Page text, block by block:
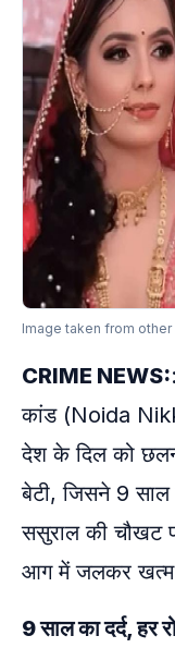
Image taken from
CRIME NEWS:
कांड (Noida
देश के दिल को
बेटी, जिसने 9
ससुराल की चौखट
आग में जलकर खत्म
9 साल का दर्द, हर